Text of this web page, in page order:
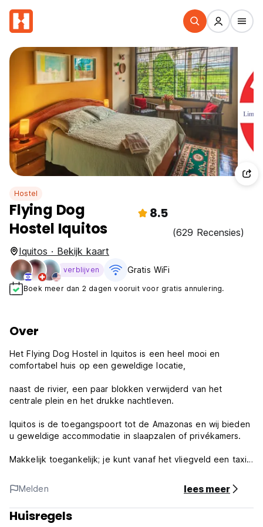
Hostel
Flying Dog
Hostel Iquitos
8.5
(629 Recensies)
Iquitos · Bekijk kaart
verblijven Gratis WiFi
Boek meer dan 2 dagen vooruit voor gratis annulering.
Over
Het Flying Dog Hostel in Iquitos is een heel mooi en
comfortabel huis op een geweldige locatie,
naast de rivier, een paar blokken verwijderd van het
centrale plein en het drukke nachtleven.
Iquitos is de toegangspoort tot de Amazonas en wij bieden
u geweldige accommodatie in slaapzalen of privékamers.
Makkelijk toegankelijk; je kunt vanaf het vliegveld een taxi
Proef de jungle en bezoek ons ​​bij de Flying Dog Iquitos,
'Sabor a Selva'.
Melden lees meer
Huisregels